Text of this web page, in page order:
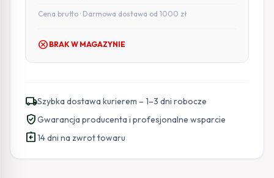
Cena brutto · Darmowa dostawa od 1000 zł
cancel BRAK W MAGAZYNIE
local_shippingSzybka dostawa kurierem – 1–3 dni robocze
verified_userGwarancja producenta i profesjonalne wsparcie
assignment_return14 dni na zwrot towaru